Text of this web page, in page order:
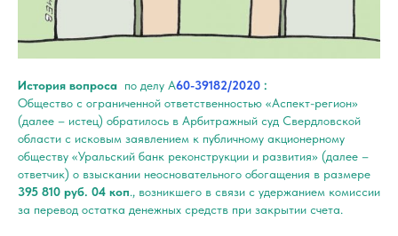
История вопроса по делу А60-39182/2020 :
Общество с ограниченной ответственностью «Аспект-регион»
(далее – истец) обратилось в Арбитражный суд Свердловской
области с исковым заявлением к публичному акционерному
обществу «Уральский банк реконструкции и развития» (далее –
ответчик) о взыскании неосновательного обогащения в размере
395 810 руб. 04 коп., возникшего в связи с удержанием комиссии
за перевод остатка денежных средств при закрытии счета.